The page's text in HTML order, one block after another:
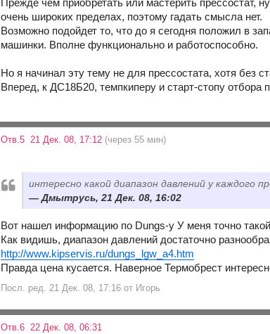
Прежде чем приобретать или мастерить прессостат,
очень широких пределах, поэтому гадать смысла нет.
Возможно подойдет то, что до я сегодня положил в
машинки. Вполне функционально и работоспособно.
Но я начинал эту тему не для прессостата, хотя без
Вперед, к ДС18Б20, темпкиперу и старт-стопу отбора
Отв.5 21 Дек. 08, 17:12 (через 55 мин)
интересно какой диапазон давлений у каждого
Дмытрусь, 21 Дек. 08, 16:02
Вот нашел информацию по Dungs-у У меня точно
Как видишь, диапазон давлений достаточно
http://www.kipservis.ru/dungs_lgw_a4.htm
Правда цена кусается. Наверное Термобрест
Посл. ред. 21 Дек. 08, 17:16 от Игорь
Отв.6 22 Дек. 08, 06:31